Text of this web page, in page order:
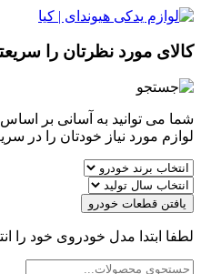
کالای مورد نظرتان را
شما می توانید به آسانی بر
لوازم مورد نیاز خودتان را در
یافتن قطعات خودرو
لطفا ابتدا مدل خودروی خود را
Products